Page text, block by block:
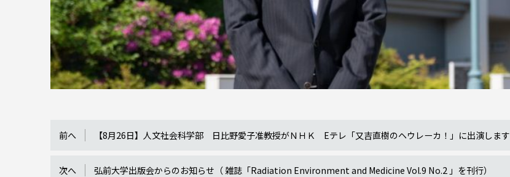
前へ 【8月26日】人文社会科学部 日比野愛子准教授がＮＨＫ Eテレ「又吉直樹のヘウレーカ！」に出演します
次へ 弘前大学出版会からのお知らせ（ 雑誌「Radiation Environment and Medicine Vol.9 No.2 」を刊行）